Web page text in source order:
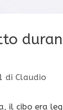
di Claudio
il cibo era